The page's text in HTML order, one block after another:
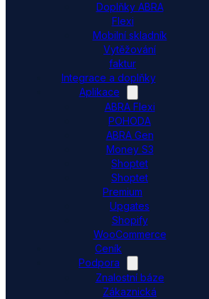
Doplňky ABRA
Flexi
Mobilní skladník
Vytěžování
faktur
Integrace a doplňky
Aplikace
ABRA Flexi
POHODA
ABRA Gen
Money S3
Shoptet
Shoptet
Premium
Upgates
Shopify
WooCommerce
Ceník
Podpora
Znalostní báze
Zákaznická